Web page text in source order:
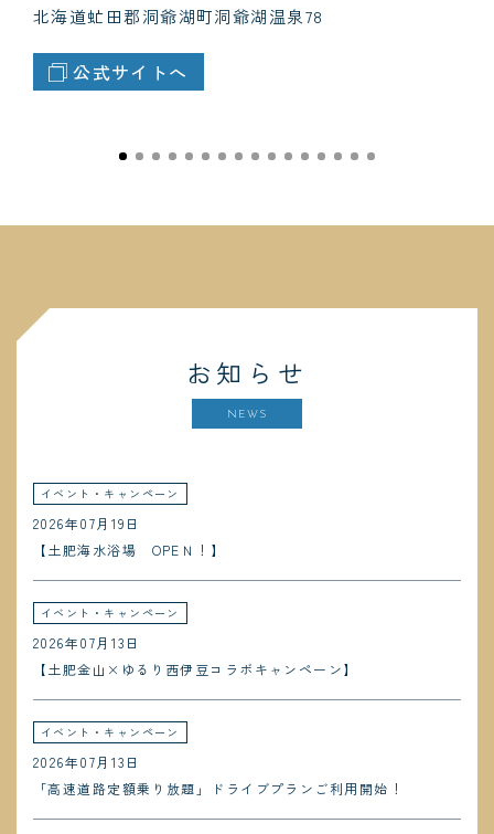
北海道虻田郡洞爺湖町洞爺湖温泉78
公式サイトへ
お知らせ
NEWS
2026年07月19日
イベント・キャンペーン
【土肥海水浴場 OPEＮ！】
2026年07月13日
イベント・キャンペーン
【土肥金山×ゆるり西伊豆コラボキャンペーン】
2026年07月13日
イベント・キャンペーン
「高速道路定額乗り放題」ドライブプランご利用開始！